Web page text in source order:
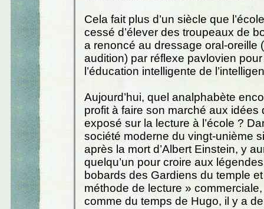
Cela fait plus d’un siècle que
cessé d’élever des troupeaux de
a renoncé au dressage oral-oreille
audition) par réflexe pavlovien
l’éducation intelligente de
Aujourd’hui, quel analphabète
profit à faire son marché aux idées
exposé sur la lecture à l’école ?
société moderne du vingt-unième
après la mort d’Albert Einstein, y
quelqu’un pour croire aux
bobards des Gardiens du temple
méthode de lecture »
comme du temps de Hugo, il y a